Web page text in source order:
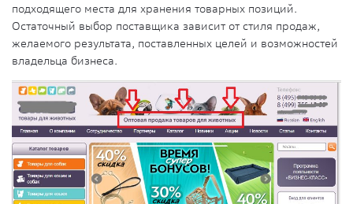
подходящего места для хранения товарных позиций.
Остаточный выбор поставщика зависит от стиля продаж,
желаемого результата, поставленных целей и возможностей
владельца бизнеса.